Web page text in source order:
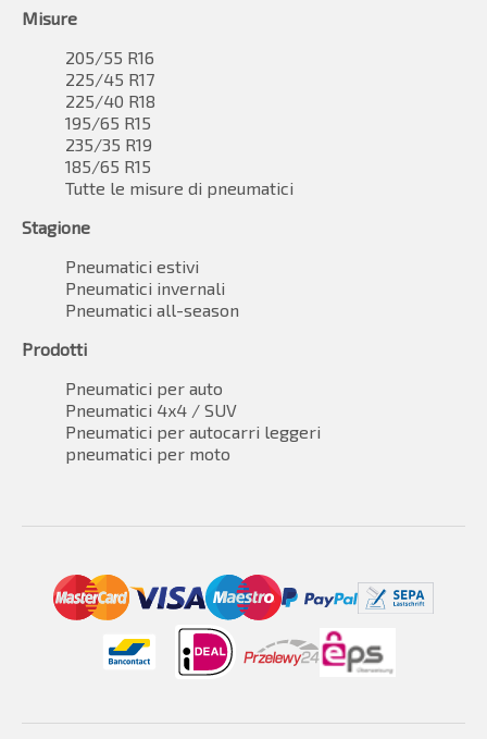
Misure
205/55 R16
225/45 R17
225/40 R18
195/65 R15
235/35 R19
185/65 R15
Tutte le misure di pneumatici
Stagione
Pneumatici estivi
Pneumatici invernali
Pneumatici all-season
Prodotti
Pneumatici per auto
Pneumatici 4x4 / SUV
Pneumatici per autocarri leggeri
pneumatici per moto